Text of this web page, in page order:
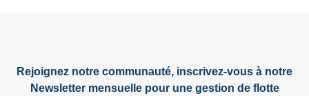
Rejoignez notre communauté, inscrivez-vous à notre
Newsletter mensuelle pour une gestion de flotte